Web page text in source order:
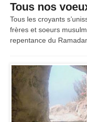
Tous nos
Tous les croyants
frères et soeurs
repentance du